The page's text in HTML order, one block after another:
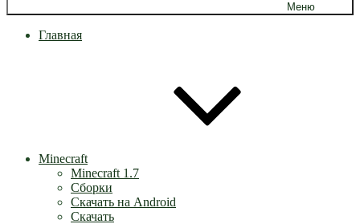
Меню
Главная
Minecraft
Minecraft 1.7
Сборки
Скачать на Android
Скачать